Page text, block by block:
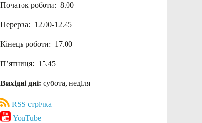
Початок роботи: 8.00
Перерва: 12.00-12.45
Кінець роботи: 17.00
П’ятниця: 15.45
Вихідні дні: субота, неділя
RSS стрічка
YouTube